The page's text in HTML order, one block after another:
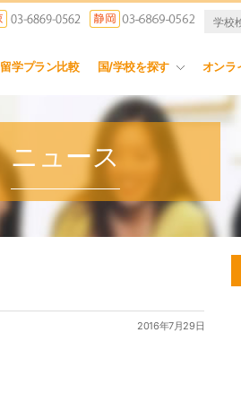
留学プラン比較 国/学校を探す オンラ
ニュース
2016年7月29日